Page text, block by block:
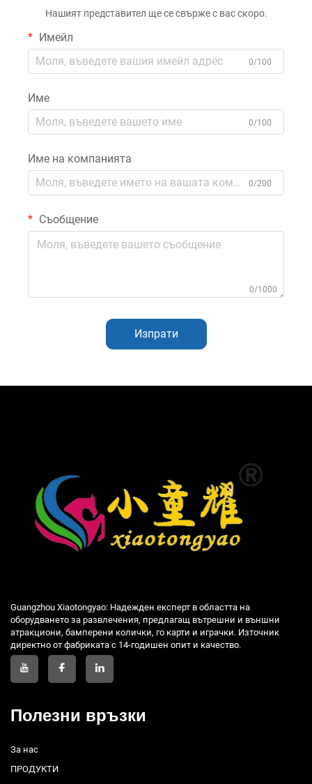
кола за родители и деца,
осветително и музикално
возило
Нашият представител ще се свърже с вас скоро.
Имейл
0/100
Име
0/100
Име на компанията
0/200
Съобщение
0/1000
Изпрати
Guangzhou Xiaotongyao: Надежден експерт в областта на
оборудването за развлечения, предлагащ вътрешни и външни
атракциони, бамперени колички, го карти и играчки. Източник
директно от фабриката с 14-годишен опит и качество.
Полезни връзки
За нас
ПРОДУКТИ